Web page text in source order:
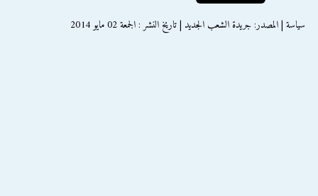
سياسة | المصدر: جريدة الشعب الجديد | تاريخ النشر : الجمعة 02 مايو 2014